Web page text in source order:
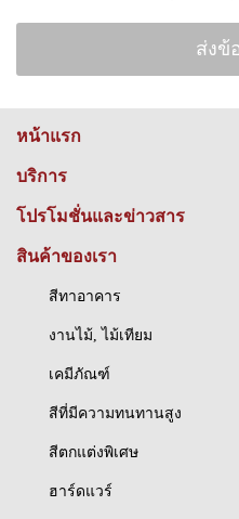
หน้าแรก
บริการ
โปรโมชั่นและข่าวสาร
สินค้าของเรา
สีทาอาคาร
งานไม้, ไม้เทียม
เคมีภัณฑ์
สีที่มีความทนทานสูง
สีตกแต่งพิเศษ
ฮาร์ดแวร์